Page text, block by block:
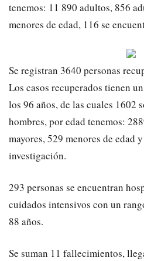
tenemos: 11 890 adultos, 856
menores de edad, 116 se
Se registran 3640 personas
Los casos recuperados tienen
los 96 años, de las cuales 1602
hombres, por edad tenemos:
mayores, 529 menores de edad
investigación.
293 personas se encuentran
cuidados intensivos con un
88 años.
Se suman 11 fallecimientos,